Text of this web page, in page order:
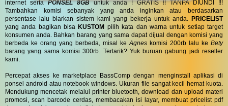
internet sertaPONSEL 8GBuntuk anda ! GRATIS !! TANPA DIUNDI !!!
Tambahkan komisi sebanyak yang anda inginkan atau berdasarkan
persentase lalu biarkan sistem kami yang bekerja untuk anda. PRICELIST
yang anda bagikan bisaKUSTOM pilih kata dan warna untuk setiap target
konsumen anda. Bahkan barang yang sama dapat dijual dengan komisi yang
berbeda ke orang yang berbeda, misal ke Agnes komisi 200rb lalu ke Bety
barang yang sama komisi 300rb. Tertarik? Yuk buruan gabung jadi reseller
kami.
Percepat akses ke marketplace BassComp dengan menginstall aplikasi di
ponsel android atau notebook windows. Ukuran file sangat kecil hemat kuota.
Mendukung mencetak melalui printer bluetooth, download dan upload materi
promosi, scan barcode cerdas, membacakan isi layar, membuat pricelist pdf